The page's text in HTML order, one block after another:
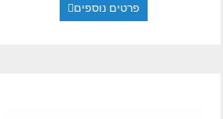
פרטים נוספים